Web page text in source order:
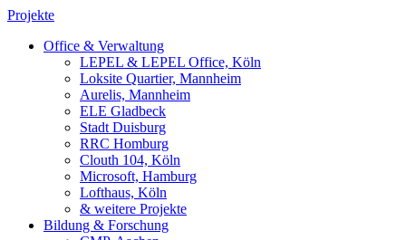
Projekte
Office & Verwaltung
LEPEL & LEPEL Office, Köln
Loksite Quartier, Mannheim
Aurelis, Mannheim
ELE Gladbeck
Stadt Duisburg
RRC Homburg
Clouth 104, Köln
Microsoft, Hamburg
Lofthaus, Köln
& weitere Projekte
Bildung & Forschung